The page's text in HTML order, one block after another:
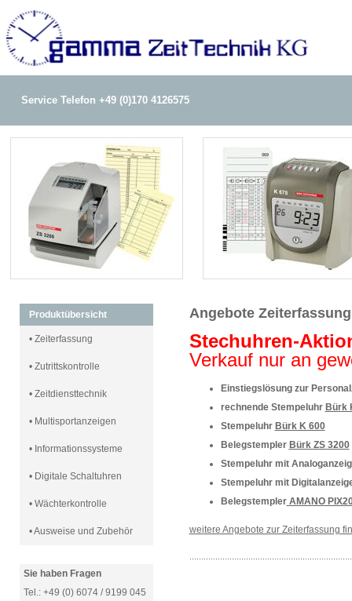
Service Telefon +49 (0)170 4126575
Produktübersicht
• Zeiterfassung
• Zutrittskontrolle
• Zeitdiensttechnik
• Multisportanzeigen
• Informationssysteme
• Digitale Schaltuhren
• Wächterkontrolle
• Ausweise und Zubehör
Sie haben Fragen
Tel.: +49 (0) 6074 / 9199 045
Angebote
Stechuhren-
Verkauf nur an
Einstiegslösung zur
rechnende Stempeluhr Bürk
Stempeluhr Bürk K 600
Belegstempler Bürk ZS 3200
Stempeluhr mit
Stempeluhr mit
BelegstemplerAMANO
weitere Angebote zur Zeiterfassung